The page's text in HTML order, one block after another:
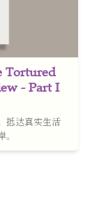
Tortured
- Part I
抵达真实生活